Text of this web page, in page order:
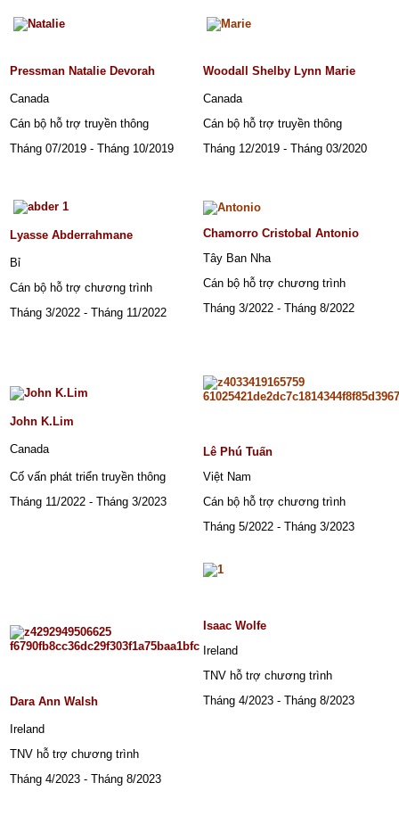
Pressman Natalie Devorah
Canada
Cán bộ hỗ trợ truyền thông
Tháng 07/2019 - Tháng 10/2019
Woodall Shelby Lynn Marie
Canada
Cán bộ hỗ trợ truyền thông
Tháng 12/2019 - Tháng 03/2020
Lyasse Abderrahmane
Bỉ
Cán bộ hỗ trợ chương trình
Tháng 3/2022 - Tháng 11/2022
Chamorro Cristobal Antonio
Tây Ban Nha
Cán bộ hỗ trợ chương trình
Tháng 3/2022 - Tháng 8/2022
John K.Lim
Canada
Cố vấn phát triển truyền thông
Tháng 11/2022 - Tháng 3/2023
Lê Phú Tuấn
Việt Nam
Cán bộ hỗ trợ chương trình
Tháng 5/2022 - Tháng 3/2023
Dara Ann Walsh
Ireland
TNV hỗ trợ chương trình
Tháng 4/2023 - Tháng 8/2023
Isaac Wolfe
Ireland
TNV hỗ trợ chương trình
Tháng 4/2023 - Tháng 8/2023
Querin
Marie
Mỹ
bộ
Tháng
9/2015
Tháng
12/2015